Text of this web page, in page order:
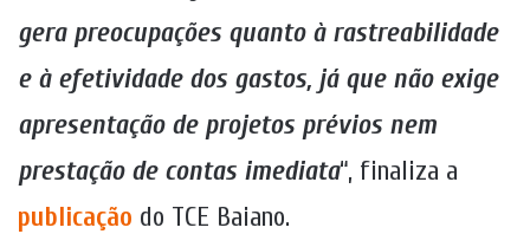
gera preocupações quanto à rastreabilidade
e à efetividade dos gastos, já que não exige
apresentação de projetos prévios nem
prestação de contas imediata“, finaliza a
publicação do TCE Baiano.